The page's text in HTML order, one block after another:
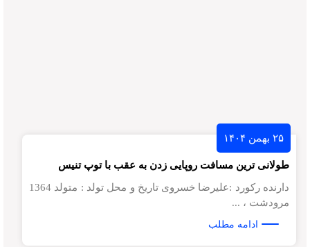
۲۵ بهمن ۱۴۰۴
طولانی ترین مسافت روپایی زدن به عقب با توپ تنیس
دارنده رکورد :علیرضا خسروی تاریخ و محل تولد : متولد 1364
مرودشت ، ...
ادامه مطلب